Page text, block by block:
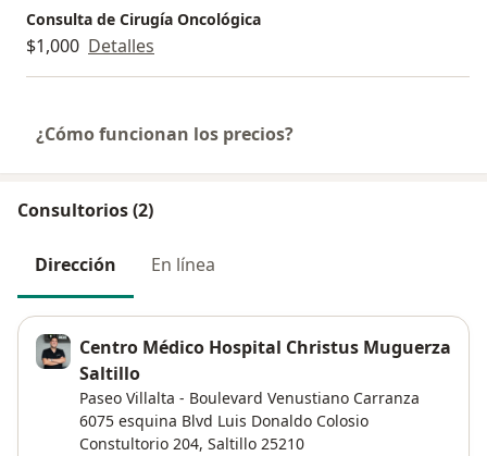
Consulta de Cirugía Oncológica
$1,000 Detalles
¿Cómo funcionan los precios?
Consultorios (2)
Dirección En línea
Centro Médico Hospital Christus Muguerza
Saltillo
Paseo Villalta - Boulevard Venustiano Carranza
6075 esquina Blvd Luis Donaldo Colosio
Constultorio 204, Saltillo 25210